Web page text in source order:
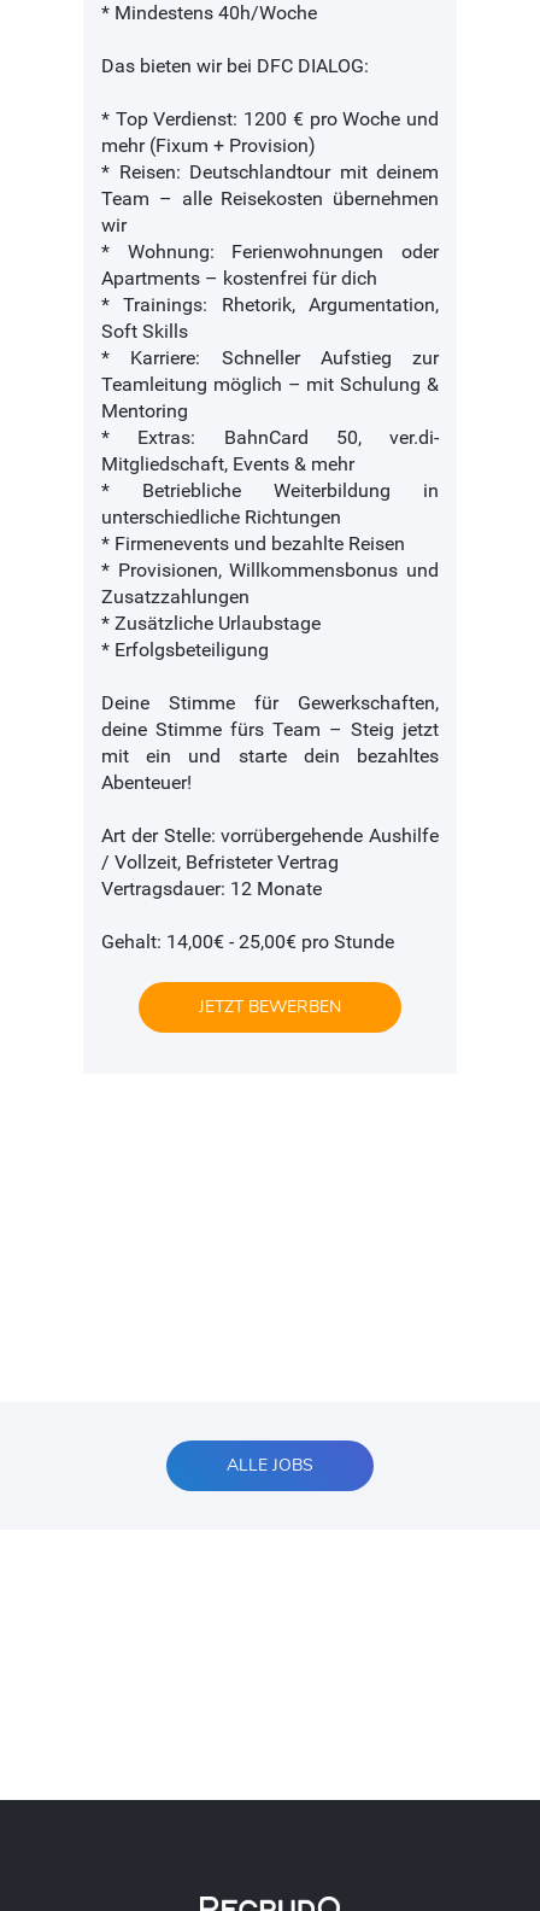
* Mindestens 40h/Woche
Das bieten wir bei DFC DIALOG:
* Top Verdienst: 1200 € pro Woche und
mehr (Fixum + Provision)
* Reisen: Deutschlandtour mit deinem
Team – alle Reisekosten übernehmen
wir
* Wohnung: Ferienwohnungen oder
Apartments – kostenfrei für dich
* Trainings: Rhetorik, Argumentation,
Soft Skills
* Karriere: Schneller Aufstieg zur
Teamleitung möglich – mit Schulung &
Mentoring
* Extras: BahnCard 50, ver.di-
Mitgliedschaft, Events & mehr
* Betriebliche Weiterbildung in
unterschiedliche Richtungen
* Firmenevents und bezahlte Reisen
* Provisionen, Willkommensbonus und
Zusatzzahlungen
* Zusätzliche Urlaubstage
* Erfolgsbeteiligung
Deine Stimme für Gewerkschaften,
deine Stimme fürs Team – Steig jetzt
mit ein und starte dein bezahltes
Abenteuer!
Art der Stelle: vorrübergehende Aushilfe
/ Vollzeit, Befristeter Vertrag
Vertragsdauer: 12 Monate
Gehalt: 14,00€ - 25,00€ pro Stunde
JETZT BEWERBEN
ALLE JOBS